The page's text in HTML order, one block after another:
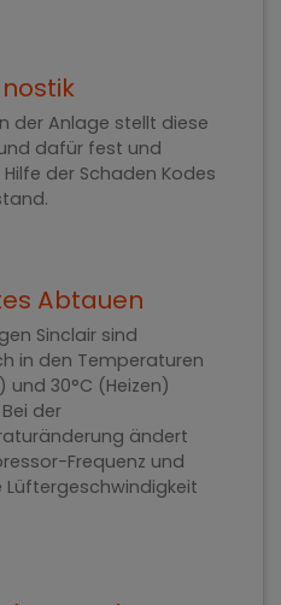
der Anlage stellt diese
dafür fest und
der Schaden Kodes
Abtauen
Sinclair sind
in den Temperaturen
und 30°C (Heizen)
der
ändert
Frequenz und
Lüftergeschwindigkeit